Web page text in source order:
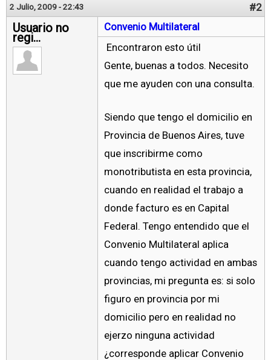
2 Julio, 2009 - 22:43 #2
Usuario no
regi...
Convenio Multilateral
Encontraron esto útil
Gente, buenas a todos. Necesito
que me ayuden con una consulta.
Siendo que tengo el domicilio en
Provincia de Buenos Aires, tuve
que inscribirme como
monotributista en esta provincia,
cuando en realidad el trabajo a
donde facturo es en Capital
Federal. Tengo entendido que el
Convenio Multilateral aplica
cuando tengo actividad en ambas
provincias, mi pregunta es: si solo
figuro en provincia por mi
domicilio pero en realidad no
ejerzo ninguna actividad
¿corresponde aplicar Convenio